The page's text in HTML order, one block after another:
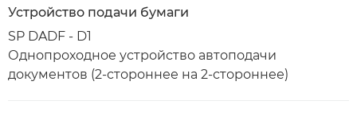
Устройство подачи бумаги
SP DADF - D1
Однопроходное устройство автоподачи
документов (2-стороннее на 2-стороннее)